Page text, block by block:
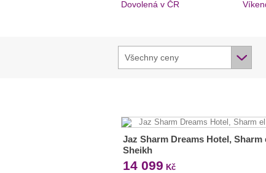
Dovolená v ČR
Všechny ceny
Jaz Sharm Dreams Hotel, Sharm
Sheikh
14 099 Kč